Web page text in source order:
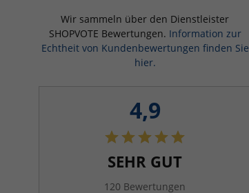
Wir sammeln über den Dienstleister
SHOPVOTE Bewertungen. Information zur
Echtheit von Kundenbewertungen finden Sie
hier.
4,9
SEHR GUT
120 Bewertungen